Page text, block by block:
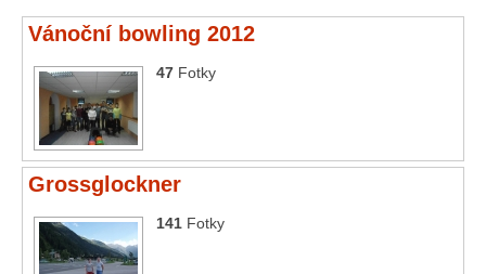
Vánoční bowling 2012
47 Fotky
Grossglockner
141 Fotky